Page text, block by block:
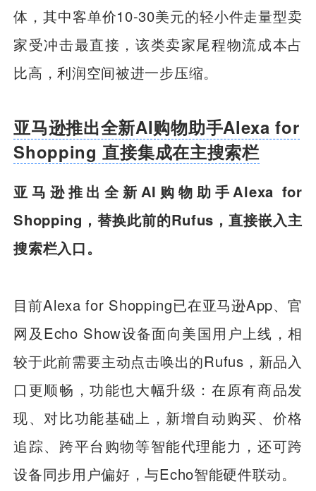
体，其中客单价10-30美元的轻小件走量型卖
家受冲击最直接，该类卖家尾程物流成本占
比高，利润空间被进一步压缩。
亚马逊推出全新AI购物助手Alexa for
Shopping 直接集成在主搜索栏
亚马逊推出全新AI购物助手Alexa for
Shopping，替换此前的Rufus，直接嵌入主
搜索栏入口。
目前Alexa for Shopping已在亚马逊App、官
网及Echo Show设备面向美国用户上线，相
较于此前需要主动点击唤出的Rufus，新品入
口更顺畅，功能也大幅升级：在原有商品发
现、对比功能基础上，新增自动购买、价格
追踪、跨平台购物等智能代理能力，还可跨
设备同步用户偏好，与Echo智能硬件联动。